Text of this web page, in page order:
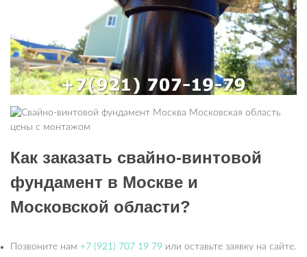
Как заказать свайно-винтовой
фундамент в Москве и
Московской области?
Позвоните нам +7 (921) 707 19 79 или оставьте заявку на сайте.